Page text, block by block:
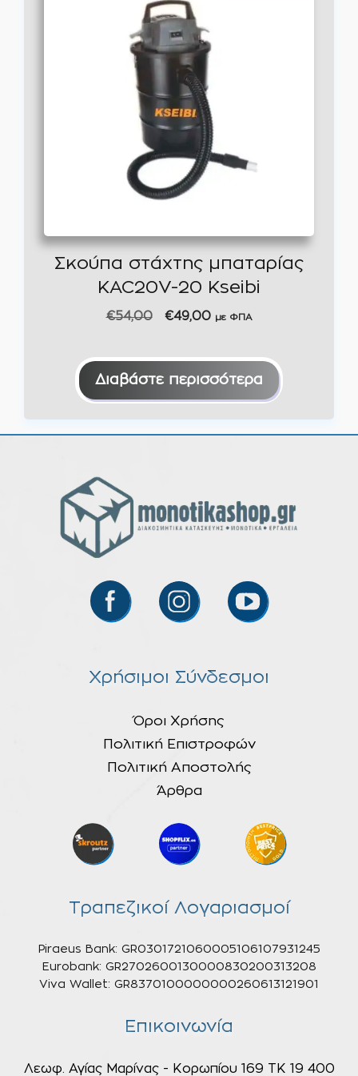
Σκούπα στάχτης μπαταρίας
KAC20V-20 Kseibi
€54,00
Original
was:
€54,00.
€49,00Η
τιμή
είναι:
με ΦΠΑ
Διαβάστε περισσότερα
Χρήσιμοι Σύνδεσμοι
Όροι Χρήσης
Πολιτική Επιστροφών
Πολιτική Αποστολής
Άρθρα
Τραπεζικοί Λογαριασμοί
Piraeus Bank: GR0301721060005106107931245
Eurobank: GR2702600130000830200313208
Viva Wallet: GR8370100000000260613121901
Επικοινωνία
Λεωφ. Αγίας Μαρίνας - Κορωπίου 169 ΤΚ 19 400